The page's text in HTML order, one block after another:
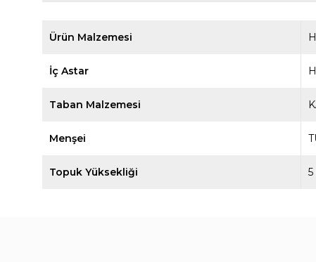
Ürün Malzemesi
İç Astar
Taban Malzemesi
Menşei
Topuk Yüksekliği 5